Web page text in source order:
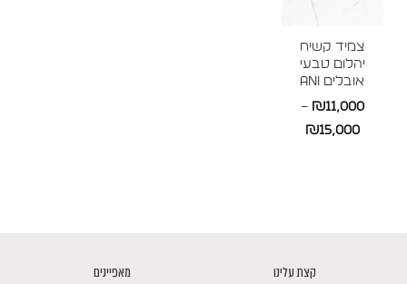
צמיד קשיח
יהלום טבעי
אובלים ANI
₪11,000
–
₪15,000
קצת עלינו מאפיינים